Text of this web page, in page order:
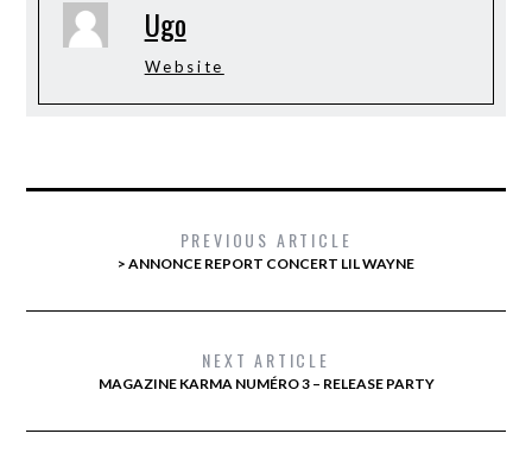
Ugo
Website
PREVIOUS ARTICLE
> ANNONCE REPORT CONCERT LIL WAYNE
NEXT ARTICLE
MAGAZINE KARMA NUMÉRO 3 – RELEASE PARTY